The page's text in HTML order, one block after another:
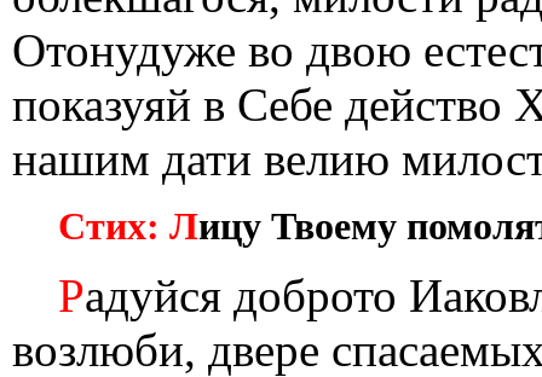
Отонудуже во двою
показуяй в Себе
нашим дати велию
Стих: Лицу Твоему
Радуйся доброто
возлюби, двере